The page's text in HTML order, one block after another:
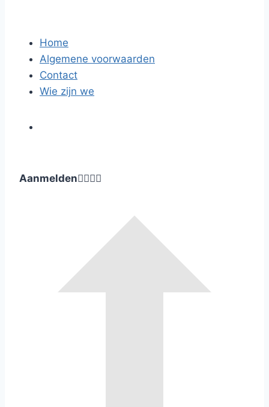
Home
Algemene voorwaarden
Contact
Wie zijn we
Aanmelden